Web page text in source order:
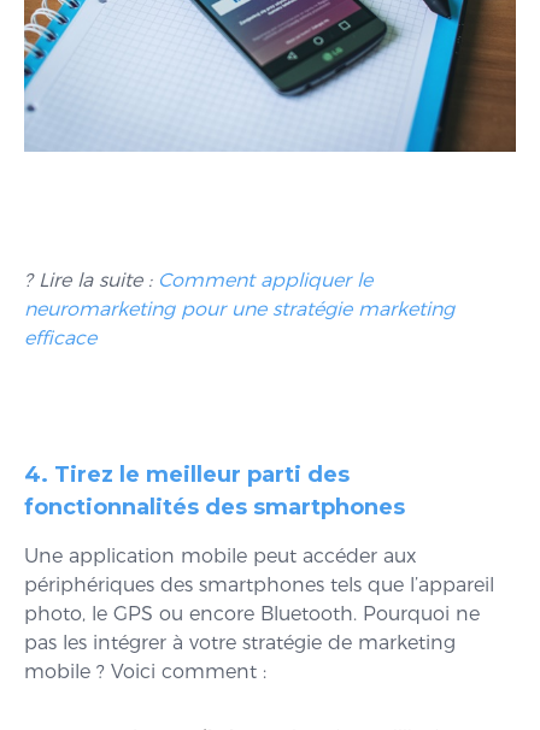
? Lire la suite : Comment appliquer le
neuromarketing pour une stratégie marketing
efficace
4. Tirez le meilleur parti des
fonctionnalités des smartphones
Une application mobile peut accéder aux
périphériques des smartphones tels que l’appareil
photo, le GPS ou encore Bluetooth. Pourquoi ne
pas les intégrer à votre stratégie de marketing
mobile ? Voici comment :